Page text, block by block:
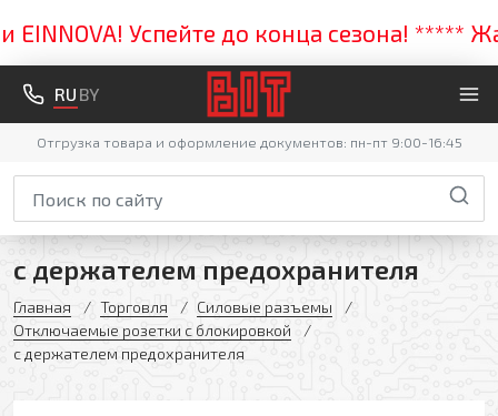
Успейте до конца сезона! *****
RU BY
Отгрузка товара и оформление документов: пн-пт 9:00-16:45
с держателем предохранителя
Главная Торговля
Силовые разъемы
Отключаемые розетки с блокировкой
с держателем предохранителя